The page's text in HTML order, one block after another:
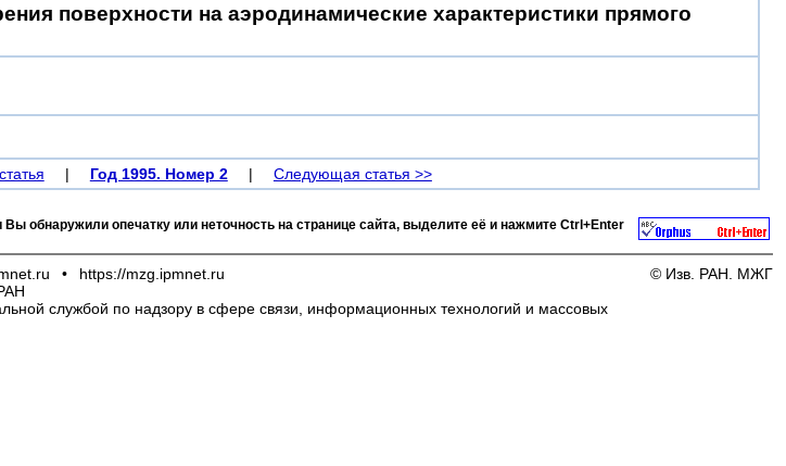
поверхности на аэродинамические характеристики прямого
| Год 1995. Номер 2 | Следующая статья >>
Вы обнаружили опечатку или неточность на странице сайта, выделите её и нажмите Ctrl+Enter
•
https://mzg.ipmnet.ru
службой по надзору в сфере связи, информационных технологий и массовых
© Изв. РАН. МЖГ